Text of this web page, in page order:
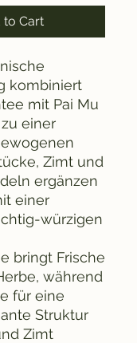
to Cart
kombiniert
mit Pai Mu
einer
Zimt und
ergänzen
einer
würzigen
bringt Frische
während
für eine
Struktur
Zimt